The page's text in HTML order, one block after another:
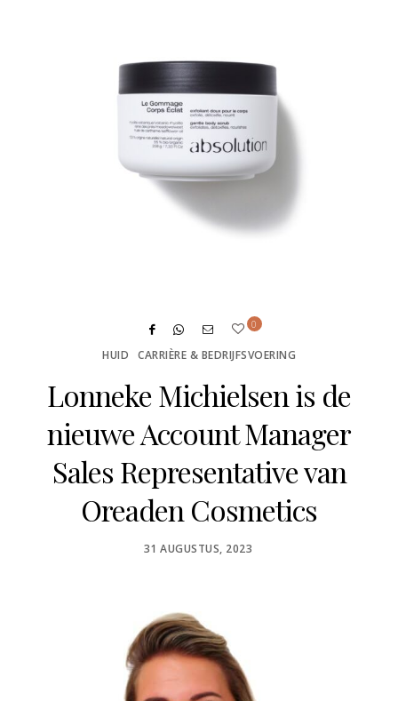
0
HUID CARRIÈRE & BEDRIJFSVOERING
Lonneke Michielsen is de
nieuwe Account Manager
Sales Representative van
Oreaden Cosmetics
POSTED
31 AUGUSTUS, 2023